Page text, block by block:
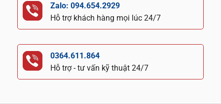
Zalo: 094.654.2929
Hỗ trợ khách hàng mọi lúc 24/7
0364.611.864
Hỗ trợ - tư vấn kỹ thuật 24/7